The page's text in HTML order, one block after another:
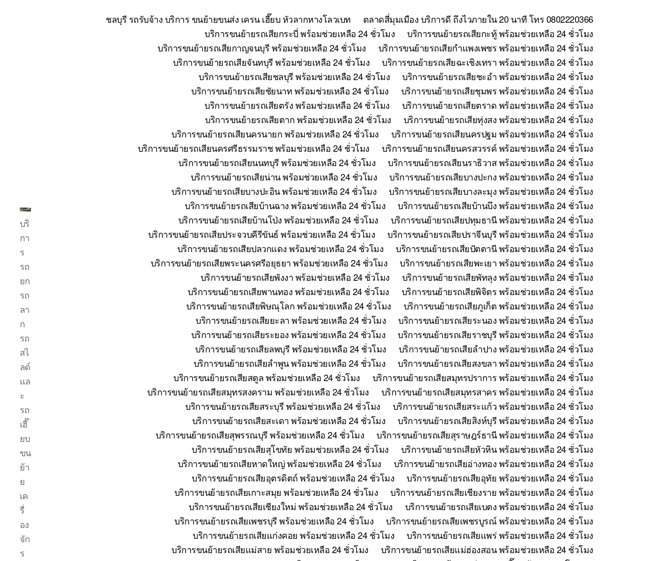
โต้ง
รถยก
บ่อ
วิน
ปาก
ร่วม
ศรีราชา
|
รถ
สไลด์
รถ
เฮี๊ยบ
24
ชม.
บริ
กา
ร
รถ
ยก
รถ
ลา
ก
รถ
สไ
ลด์
แล
ะ
รถ
เฮี๊
ยบ
ขน
ย้า
ย
เค
รื่
อง
จัก
ร
ชลบุรี รถรับจ้าง บริการ ขนย้ายขนส่ง เครน เฮี๊ยบ หัวลากหางโลวเบท
ตลาดสี่มุมเมือง บริการดี ถึงไวภายใน 20 นาที โทร 0802220366
บริการขนย้ายรถเสียกระบี่ พร้อมช่วยเหลือ 24 ชั่วโมง
บริการขนย้ายรถเสียกะทู้ พร้อมช่วยเหลือ 24 ชั่วโมง
บริการขนย้ายรถเสียกาญจนบุรี พร้อมช่วยเหลือ 24 ชั่วโมง
บริการขนย้ายรถเสียกำแพงเพชร พร้อมช่วยเหลือ 24 ชั่วโมง
บริการขนย้ายรถเสียจันทบุรี พร้อมช่วยเหลือ 24 ชั่วโมง
บริการขนย้ายรถเสียฉะเชิงเทรา พร้อมช่วยเหลือ 24 ชั่วโมง
บริการขนย้ายรถเสียชลบุรี พร้อมช่วยเหลือ 24 ชั่วโมง
บริการขนย้ายรถเสียชะอำ พร้อมช่วยเหลือ 24 ชั่วโมง
บริการขนย้ายรถเสียชัยนาท พร้อมช่วยเหลือ 24 ชั่วโมง
บริการขนย้ายรถเสียชุมพร พร้อมช่วยเหลือ 24 ชั่วโมง
บริการขนย้ายรถเสียตรัง พร้อมช่วยเหลือ 24 ชั่วโมง
บริการขนย้ายรถเสียตราด พร้อมช่วยเหลือ 24 ชั่วโมง
บริการขนย้ายรถเสียตาก พร้อมช่วยเหลือ 24 ชั่วโมง
บริการขนย้ายรถเสียทุ่งสง พร้อมช่วยเหลือ 24 ชั่วโมง
บริการขนย้ายรถเสียนครนายก พร้อมช่วยเหลือ 24 ชั่วโมง
บริการขนย้ายรถเสียนครปฐม พร้อมช่วยเหลือ 24 ชั่วโมง
บริการขนย้ายรถเสียนครศรีธรรมราช พร้อมช่วยเหลือ 24 ชั่วโมง
บริการขนย้ายรถเสียนครสวรรค์ พร้อมช่วยเหลือ 24 ชั่วโมง
บริการขนย้ายรถเสียนนทบุรี พร้อมช่วยเหลือ 24 ชั่วโมง
บริการขนย้ายรถเสียนราธิวาส พร้อมช่วยเหลือ 24 ชั่วโมง
บริการขนย้ายรถเสียน่าน พร้อมช่วยเหลือ 24 ชั่วโมง
บริการขนย้ายรถเสียบางปะกง พร้อมช่วยเหลือ 24 ชั่วโมง
บริการขนย้ายรถเสียบางปะอิน พร้อมช่วยเหลือ 24 ชั่วโมง
บริการขนย้ายรถเสียบางละมุง พร้อมช่วยเหลือ 24 ชั่วโมง
บริการขนย้ายรถเสียบ้านฉาง พร้อมช่วยเหลือ 24 ชั่วโมง
บริการขนย้ายรถเสียบ้านบึง พร้อมช่วยเหลือ 24 ชั่วโมง
บริการขนย้ายรถเสียบ้านโป่ง พร้อมช่วยเหลือ 24 ชั่วโมง
บริการขนย้ายรถเสียปทุมธานี พร้อมช่วยเหลือ 24 ชั่วโมง
บริการขนย้ายรถเสียประจวบคีรีขันธ์ พร้อมช่วยเหลือ 24 ชั่วโมง
บริการขนย้ายรถเสียปราจีนบุรี พร้อมช่วยเหลือ 24 ชั่วโมง
บริการขนย้ายรถเสียปลวกแดง พร้อมช่วยเหลือ 24 ชั่วโมง
บริการขนย้ายรถเสียปัตตานี พร้อมช่วยเหลือ 24 ชั่วโมง
บริการขนย้ายรถเสียพระนครศรีอยุธยา พร้อมช่วยเหลือ 24 ชั่วโมง
บริการขนย้ายรถเสียพะเยา พร้อมช่วยเหลือ 24 ชั่วโมง
บริการขนย้ายรถเสียพังงา พร้อมช่วยเหลือ 24 ชั่วโมง
บริการขนย้ายรถเสียพัทลุง พร้อมช่วยเหลือ 24 ชั่วโมง
บริการขนย้ายรถเสียพานทอง พร้อมช่วยเหลือ 24 ชั่วโมง
บริการขนย้ายรถเสียพิจิตร พร้อมช่วยเหลือ 24 ชั่วโมง
บริการขนย้ายรถเสียพิษณุโลก พร้อมช่วยเหลือ 24 ชั่วโมง
บริการขนย้ายรถเสียภูเก็ต พร้อมช่วยเหลือ 24 ชั่วโมง
บริการขนย้ายรถเสียยะลา พร้อมช่วยเหลือ 24 ชั่วโมง
บริการขนย้ายรถเสียระนอง พร้อมช่วยเหลือ 24 ชั่วโมง
บริการขนย้ายรถเสียระยอง พร้อมช่วยเหลือ 24 ชั่วโมง
บริการขนย้ายรถเสียราชบุรี พร้อมช่วยเหลือ 24 ชั่วโมง
บริการขนย้ายรถเสียลพบุรี พร้อมช่วยเหลือ 24 ชั่วโมง
บริการขนย้ายรถเสียลำปาง พร้อมช่วยเหลือ 24 ชั่วโมง
บริการขนย้ายรถเสียลำพูน พร้อมช่วยเหลือ 24 ชั่วโมง
บริการขนย้ายรถเสียสงขลา พร้อมช่วยเหลือ 24 ชั่วโมง
บริการขนย้ายรถเสียสตูล พร้อมช่วยเหลือ 24 ชั่วโมง
บริการขนย้ายรถเสียสมุทรปราการ พร้อมช่วยเหลือ 24 ชั่วโมง
บริการขนย้ายรถเสียสมุทรสงคราม พร้อมช่วยเหลือ 24 ชั่วโมง
บริการขนย้ายรถเสียสมุทรสาคร พร้อมช่วยเหลือ 24 ชั่วโมง
บริการขนย้ายรถเสียสระบุรี พร้อมช่วยเหลือ 24 ชั่วโมง
บริการขนย้ายรถเสียสระแก้ว พร้อมช่วยเหลือ 24 ชั่วโมง
บริการขนย้ายรถเสียสะเดา พร้อมช่วยเหลือ 24 ชั่วโมง
บริการขนย้ายรถเสียสิงห์บุรี พร้อมช่วยเหลือ 24 ชั่วโมง
บริการขนย้ายรถเสียสุพรรณบุรี พร้อมช่วยเหลือ 24 ชั่วโมง
บริการขนย้ายรถเสียสุราษฎร์ธานี พร้อมช่วยเหลือ 24 ชั่วโมง
บริการขนย้ายรถเสียสุโขทัย พร้อมช่วยเหลือ 24 ชั่วโมง
บริการขนย้ายรถเสียหัวหิน พร้อมช่วยเหลือ 24 ชั่วโมง
บริการขนย้ายรถเสียหาดใหญ่ พร้อมช่วยเหลือ 24 ชั่วโมง
บริการขนย้ายรถเสียอ่างทอง พร้อมช่วยเหลือ 24 ชั่วโมง
บริการขนย้ายรถเสียอุตรดิตถ์ พร้อมช่วยเหลือ 24 ชั่วโมง
บริการขนย้ายรถเสียอุทัย พร้อมช่วยเหลือ 24 ชั่วโมง
บริการขนย้ายรถเสียเกาะสมุย พร้อมช่วยเหลือ 24 ชั่วโมง
บริการขนย้ายรถเสียเชียงราย พร้อมช่วยเหลือ 24 ชั่วโมง
บริการขนย้ายรถเสียเชียงใหม่ พร้อมช่วยเหลือ 24 ชั่วโมง
บริการขนย้ายรถเสียเบตง พร้อมช่วยเหลือ 24 ชั่วโมง
บริการขนย้ายรถเสียเพชรบุรี พร้อมช่วยเหลือ 24 ชั่วโมง
บริการขนย้ายรถเสียเพชรบูรณ์ พร้อมช่วยเหลือ 24 ชั่วโมง
บริการขนย้ายรถเสียแก่งคอย พร้อมช่วยเหลือ 24 ชั่วโมง
บริการขนย้ายรถเสียแพร่ พร้อมช่วยเหลือ 24 ชั่วโมง
บริการขนย้ายรถเสียแม่สาย พร้อมช่วยเหลือ 24 ชั่วโมง
บริการขนย้ายรถเสียแม่ฮ่องสอน พร้อมช่วยเหลือ 24 ชั่วโมง